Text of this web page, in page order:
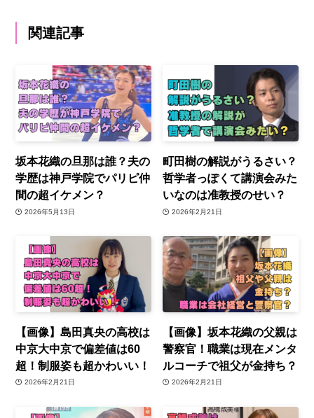
関連記事
坂本花織の旦那は誰？夫の
学歴は神戸学院でパリピ仲
間の超イケメン？
2026年5月13日
町田樹の解説がうるさい？
哲学者っぽくて講演会みた
いなのは准教授のせい？
2026年2月21日
【画像】島田真央の高校は
中京大中京で偏差値は60
超！制服姿も超かわいい！
2026年2月21日
【画像】坂本花織の父親は
警察官！職業は現在メンタ
ルコーチで祖父が金持ち？
2026年2月21日